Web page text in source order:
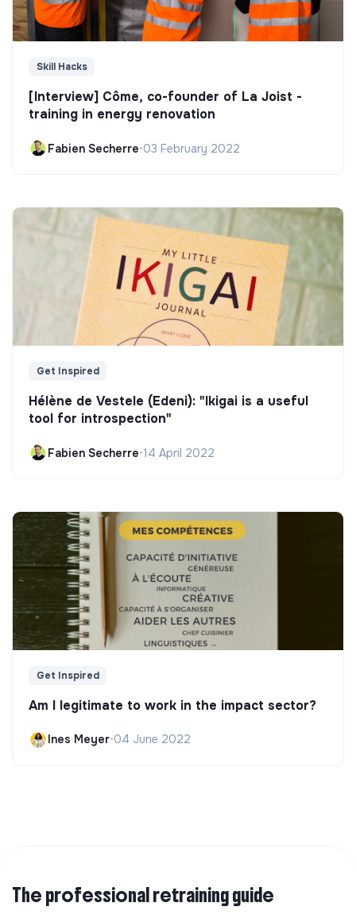
Skill Hacks
[Interview] Côme, co-founder of La Joist -
training in energy renovation
Fabien Secherre•03 February 2022
Get Inspired
Hélène de Vestele (Edeni): "Ikigai is a useful
tool for introspection"
Fabien Secherre•14 April 2022
Get Inspired
Am I legitimate to work in the impact sector?
Ines Meyer•04 June 2022
The professional retraining guide